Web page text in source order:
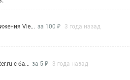
Vie... за 100 ₽ 3 года назад
с ба... за 5 ₽ 3 года назад